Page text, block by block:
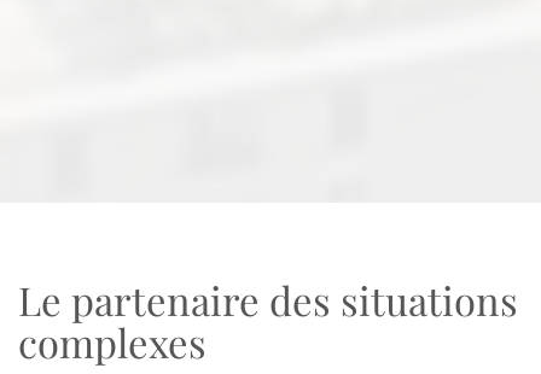
Le partenaire des situations
complexes